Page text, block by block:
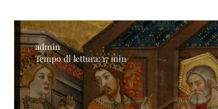
admin
Tempo di lettura: 17 min